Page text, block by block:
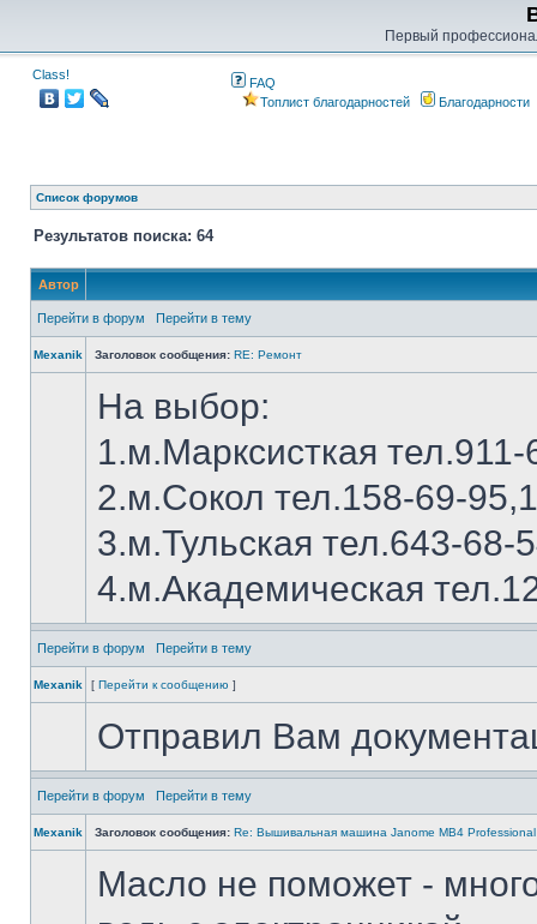
Первый
Class!
FAQ
Топлист благодарностей
Благодарности
Список форумов
Результатов поиска: 64
Автор
Перейти в форум Перейти в тему
Mexanik Заголовок сообщения: RE: Ремонт
На выбор:
1.м.Марксисткая тел.911-
2.м.Сокол тел.158-69-
3.м.Тульская тел.643-68-
4.м.Академическая
Перейти в форум Перейти в тему
Mexanik [ Перейти к сообщению ]
Отправил Вам
Перейти в форум Перейти в тему
Mexanik Заголовок сообщения: Re: Вышивальная машина Janome MB4 Professional
Масло не поможет -